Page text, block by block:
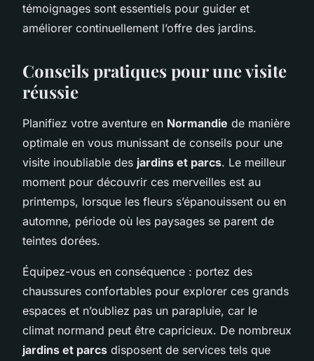
témoignages sont essentiels pour guider et
améliorer continuellement l’offre des jardins.
Conseils pratiques pour une visite
réussie
Planifiez votre aventure en Normandie de manière
optimale en vous munissant de conseils pour une
visite inoubliable des jardins et parcs. Le meilleur
moment pour découvrir ces merveilles est au
printemps, lorsque les fleurs s’épanouissent ou en
automne, période où les paysages se parent de
teintes dorées.
Équipez-vous en conséquence : portez des
chaussures confortables pour explorer ces grands
espaces et n’oubliez pas un parapluie, car le
climat normand peut être capricieux. De nombreux
jardins et parcs disposent de services tels que